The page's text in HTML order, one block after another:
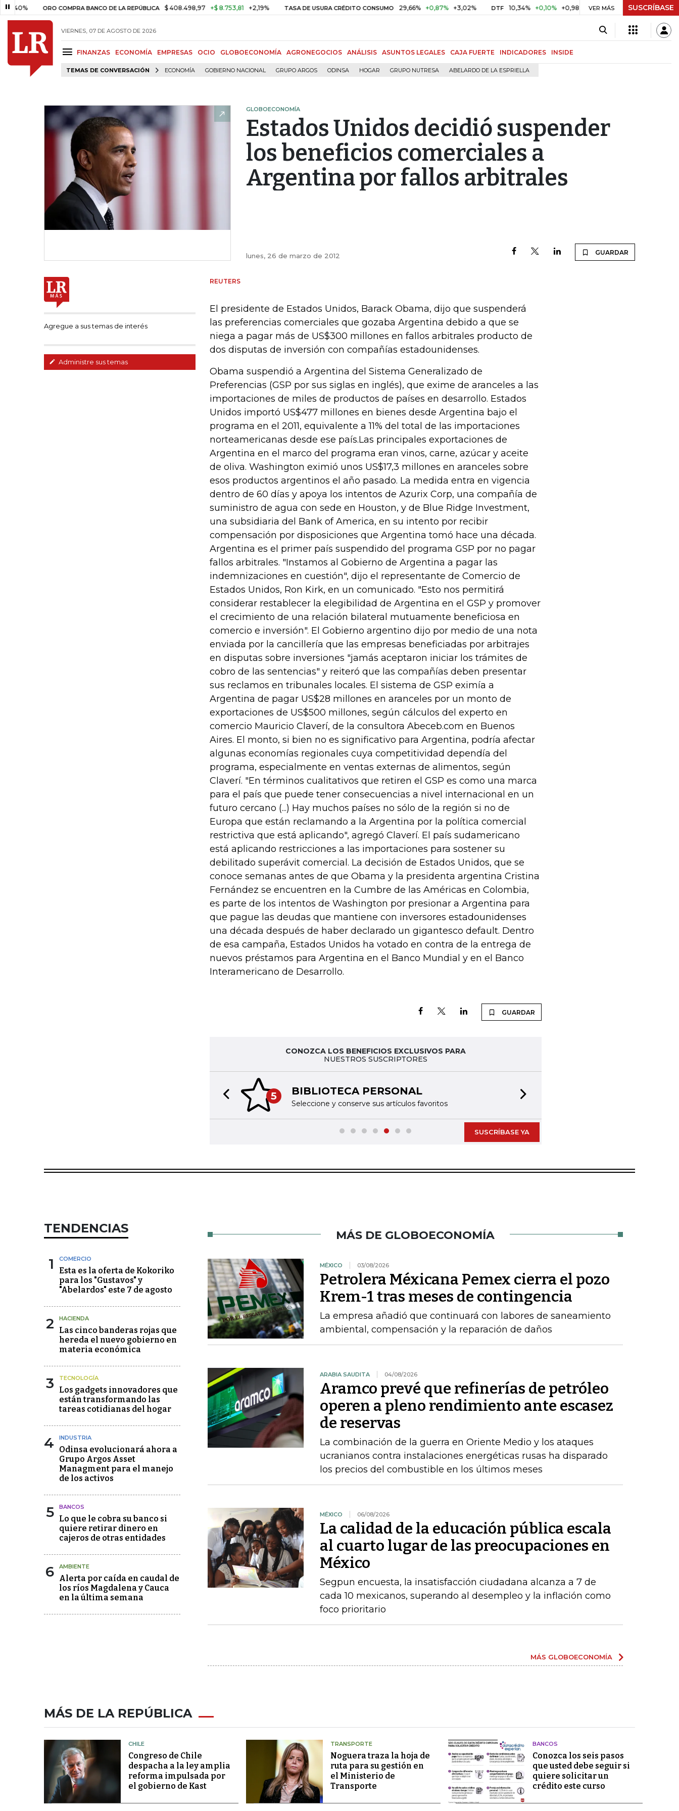
ORO COMPRA BANCO DE LA REPÚBLICA $ 408.498,97 +$ 8.753,81 +2,19% TASA DE USURA CRÉDITO CONSUMO 29,66% +0,87% +3,02% DTF 10,34% +0,10% +0,98% UVR $ 416,91 +$ 0,05 +0,01%
VER MÁS SUSCRÍBASE
VIERNES, 07 DE AGOSTO DE 2026
FINANZAS ECONOMÍA EMPRESAS OCIO GLOBOECONOMÍA AGRONEGOCIOS ANÁLISIS ASUNTOS LEGALES CAJA FUERTE INDICADORES INSIDE
TEMAS DE CONVERSACIÓN ECONOMÍA GOBIERNO NACIONAL GRUPO ARGOS ODINSA HOGAR GRUPO NUTRESA ABELARDO DE LA ESPRIELLA
GLOBOECONOMÍA
Estados Unidos decidió suspender
los beneficios comerciales a
Argentina por fallos arbitrales
lunes, 26 de marzo de 2012 GUARDAR
Agregue a sus temas de interés
Administre sus temas
REUTERS
El presidente de Estados Unidos, Barack Obama, dijo que suspenderá
las preferencias comerciales que gozaba Argentina debido a que se
niega a pagar más de US$300 millones en fallos arbitrales producto de
dos disputas de inversión con compañías estadounidenses.
Obama suspendió a Argentina del Sistema Generalizado de
Preferencias (GSP por sus siglas en inglés), que exime de aranceles a las
importaciones de miles de productos de países en desarrollo. Estados
Unidos importó US$477 millones en bienes desde Argentina bajo el
programa en el 2011, equivalente a 11% del total de las importaciones
norteamericanas desde ese país.Las principales exportaciones de
Argentina en el marco del programa eran vinos, carne, azúcar y aceite
de oliva. Washington eximió unos US$17,3 millones en aranceles sobre
esos productos argentinos el año pasado. La medida entra en vigencia
dentro de 60 días y apoya los intentos de Azurix Corp, una compañía de
suministro de agua con sede en Houston, y de Blue Ridge Investment,
una subsidiaria del Bank of America, en su intento por recibir
compensación por disposiciones que Argentina tomó hace una década.
Argentina es el primer país suspendido del programa GSP por no pagar
fallos arbitrales. "Instamos al Gobierno de Argentina a pagar las
indemnizaciones en cuestión", dijo el representante de Comercio de
Estados Unidos, Ron Kirk, en un comunicado. "Esto nos permitirá
considerar restablecer la elegibilidad de Argentina en el GSP y promover
el crecimiento de una relación bilateral mutuamente beneficiosa en
comercio e inversión". El Gobierno argentino dijo por medio de una nota
enviada por la cancillería que las empresas beneficiadas por arbitrajes
en disputas sobre inversiones "jamás aceptaron iniciar los trámites de
cobro de las sentencias" y reiteró que las compañías deben presentar
sus reclamos en tribunales locales. El sistema de GSP eximía a
Argentina de pagar US$28 millones en aranceles por un monto de
exportaciones de US$500 millones, según cálculos del experto en
comercio Mauricio Claverí, de la consultora Abeceb.com en Buenos
Aires. El monto, si bien no es significativo para Argentina, podría afectar
algunas economías regionales cuya competitividad dependía del
programa, especialmente en ventas externas de alimentos, según
Claverí. "En términos cualitativos que retiren el GSP es como una marca
para el país que puede tener consecuencias a nivel internacional en un
futuro cercano (...) Hay muchos países no sólo de la región si no de
Europa que están reclamando a la Argentina por la política comercial
restrictiva que está aplicando", agregó Claverí. El país sudamericano
está aplicando restricciones a las importaciones para sostener su
debilitado superávit comercial. La decisión de Estados Unidos, que se
conoce semanas antes de que Obama y la presidenta argentina Cristina
Fernández se encuentren en la Cumbre de las Américas en Colombia,
es parte de los intentos de Washington por presionar a Argentina para
que pague las deudas que mantiene con inversores estadounidenses
una década después de haber declarado un gigantesco default. Dentro
de esa campaña, Estados Unidos ha votado en contra de la entrega de
nuevos préstamos para Argentina en el Banco Mundial y en el Banco
Interamericano de Desarrollo.
GUARDAR
CONOZCA LOS BENEFICIOS EXCLUSIVOS PARA
NUESTROS SUSCRIPTORES
5 BIBLIOTECA PERSONAL
Seleccione y conserve sus artículos favoritos
Previous slide
SUSCRÍBASE YA
TENDENCIAS
1 COMERCIO
Esta es la oferta de Kokoriko
para los "Gustavos" y
"Abelardos" este 7 de agosto
2 HACIENDA
Las cinco banderas rojas que
hereda el nuevo gobierno en
materia económica
3 TECNOLOGÍA
Los gadgets innovadores que
están transformando las
tareas cotidianas del hogar
4 INDUSTRIA
Odinsa evolucionará ahora a
Grupo Argos Asset
Managment para el manejo
de los activos
5 BANCOS
Lo que le cobra su banco si
quiere retirar dinero en
cajeros de otras entidades
6 AMBIENTE
Alerta por caída en caudal de
los ríos Magdalena y Cauca
en la última semana
MÁS DE GLOBOECONOMÍA
MÉXICO 03/08/2026
Petrolera Méxicana Pemex cierra el pozo
Krem-1 tras meses de contingencia
La empresa añadió que continuará con labores de saneamiento
ambiental, compensación y la reparación de daños
ARABIA SAUDITA 04/08/2026
Aramco prevé que refinerías de petróleo
operen a pleno rendimiento ante escasez
de reservas
La combinación de la guerra en Oriente Medio y los ataques
ucranianos contra instalaciones energéticas rusas ha disparado
los precios del combustible en los últimos meses
MÉXICO 06/08/2026
La calidad de la educación pública escala
al cuarto lugar de las preocupaciones en
México
Segpun encuesta, la insatisfacción ciudadana alcanza a 7 de
cada 10 mexicanos, superando al desempleo y la inflación como
foco prioritario
MÁS GLOBOECONOMÍA
MÁS DE LA REPÚBLICA
CHILE
Congreso de Chile
despacha a la ley amplia
reforma impulsada por
el gobierno de Kast
TRANSPORTE
Noguera traza la hoja de
ruta para su gestión en
el Ministerio de
Transporte
BANCOS
Conozca los seis pasos
que usted debe seguir si
quiere solicitar un
crédito este curso